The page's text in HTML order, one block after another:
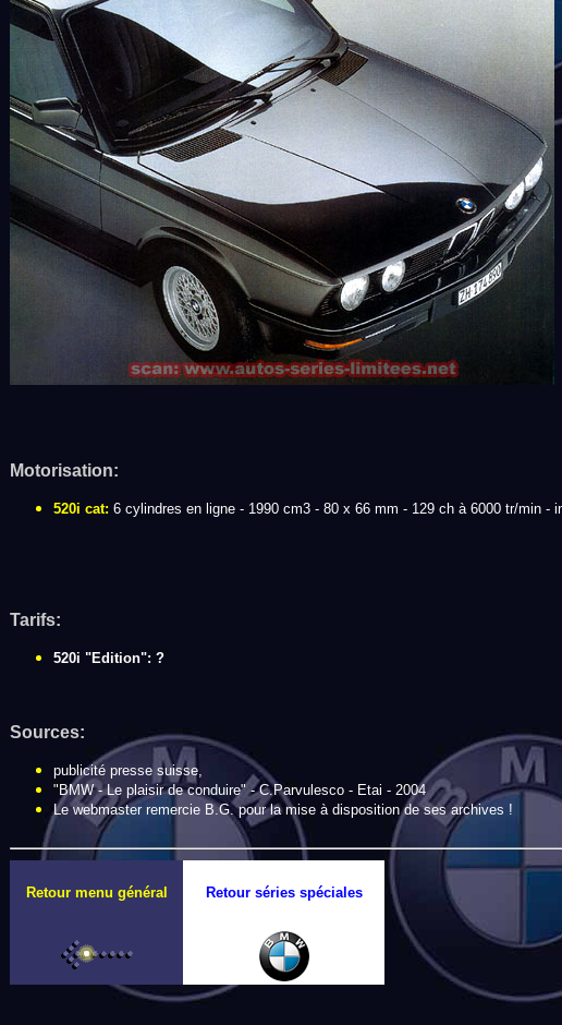
Motorisation:
520i cat: 6 cylindres en ligne - 1990 cm3 - 80 x 66 mm - 129 ch à 6000 tr/min
Tarifs:
520i "Edition": ?
Sources:
publicité presse suisse,
"BMW - Le plaisir de conduire" - C.Parvulesco - Etai - 2004
Le webmaster remercie B.G. pour la mise à disposition de ses archives !
Retour menu général Retour séries spéciales